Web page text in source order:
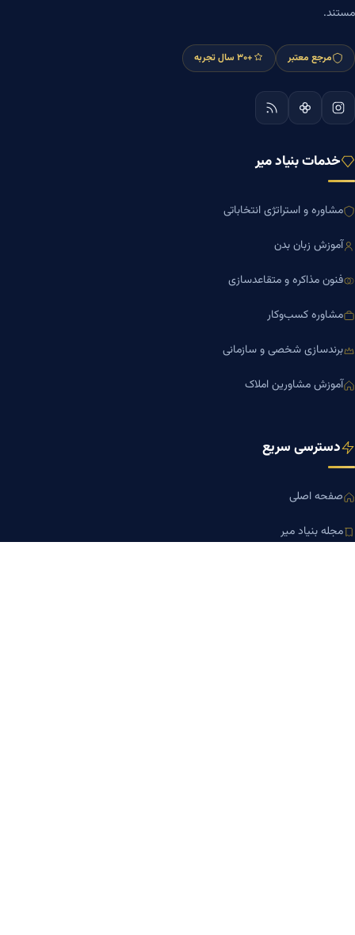
مستند.
مرجع معتبر +۳۰ سال تجربه
خدمات بنیاد میر
مشاوره و استراتژی انتخاباتی
آموزش زبان بدن
فنون مذاکره و متقاعدسازی
مشاوره کسب‌وکار
برندسازی شخصی و سازمانی
آموزش مشاورین املاک
دسترسی سریع
صفحه اصلی
مجله بنیاد میر